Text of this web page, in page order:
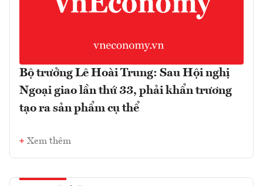
Bộ trưởng Lê Hoài Trung: Sau Hội nghị
Ngoại giao lần thứ 33, phải khẩn trương
tạo ra sản phẩm cụ thể
Xem thêm